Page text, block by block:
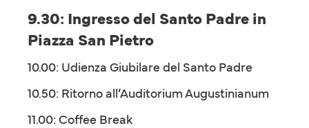
9.30: Ingresso del Santo Padre in
Piazza San Pietro
10.00: Udienza Giubilare del Santo Padre
10.50: Ritorno all’Auditorium Augustinianum
11.00: Coffee Break